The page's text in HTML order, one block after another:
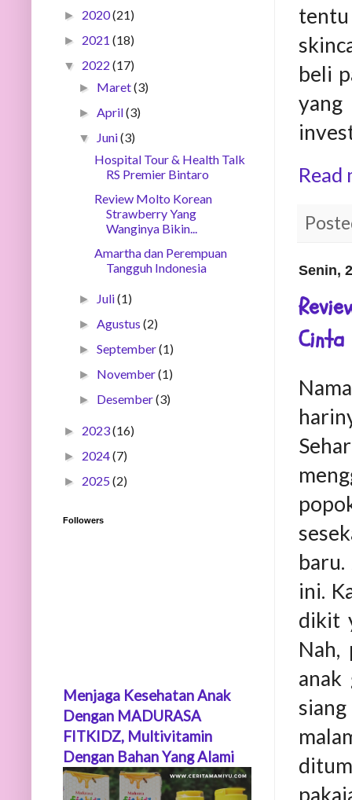
tentu
beli
yang
Read
Senin,
Cinta
ini.
dikit
Nah,
anak
► 2020(21)
► 2021 (18)
▼ 2022 (17)
► Maret(3)
►April(3)
▼ Juni(3)
Hospital Tour & Health Talk
RS Premier Bintaro
Review Molto Korean
Strawberry Yang
Wanginya Bikin...
Amartha dan Perempuan
Tangguh Indonesia
► Juli(1)
►Agustus(2)
►September(1)
► November(1)
► Desember(3)
► 2023(16)
► 2024(7)
► 2025(2)
Followers
Menjaga Kesehatan Anak
Dengan MADURASA
FITKIDZ, Multivitamin
Dengan Bahan Yang Alami